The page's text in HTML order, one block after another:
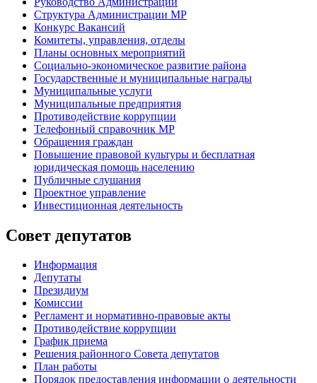
Структура Администрации МР
Конкурс Вакансий
Комитеты, управления, отделы
Планы основных мероприятий
Социально-экономическое развитие района
Государственные и муниципальные награды
Муниципальные услуги
Муниципальные предприятия
Противодействие коррупции
Телефонный справочник МР
Обращения граждан
Повышение правовой культуры и бесплатная
юридическая помощь населению
Публичные слушания
Проектное управление
Инвестиционная деятельность
Совет депутатов
Информация
Депутаты
Президиум
Комиссии
Регламент и нормативно-правовые акты
Противодействие коррупции
График приема
Решения районного Совета депутатов
План работы
Порядок предоставления информации о деятельности